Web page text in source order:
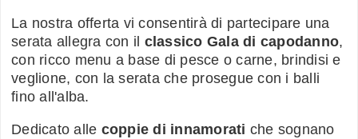
La nostra offerta vi consentirà di partecipare una
serata allegra con il classico Gala di capodanno,
con ricco menu a base di pesce o carne, brindisi e
veglione, con la serata che prosegue con i balli
fino all'alba.
Dedicato alle coppie di innamorati che sognano